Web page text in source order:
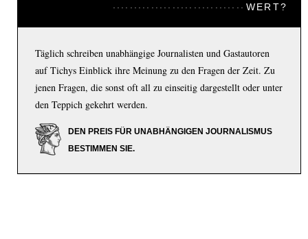
WERT?
Täglich schreiben unabhängige Journalisten und Gastautoren
auf Tichys Einblick ihre Meinung zu den Fragen der Zeit. Zu
jenen Fragen, die sonst oft all zu einseitig dargestellt oder unter
den Teppich gekehrt werden.
DEN PREIS FÜR UNABHÄNGIGEN JOURNALISMUS
BESTIMMEN SIE.